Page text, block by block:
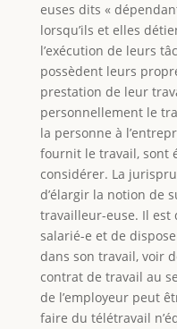
euses dits «
lorsqu’ils et elles
l’exécution de leurs
possèdent leurs
prestation de leur
personnellement le
la personne à
fournit le travail, sont
considérer. La
d’élargir la notion de
travailleur-euse. Il est
salarié-e et de
dans son travail, voir
contrat de travail au
de l’employeur peut
faire du télétravail